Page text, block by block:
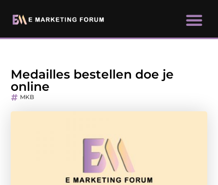
Medailles bestellen doe je
online
MKB